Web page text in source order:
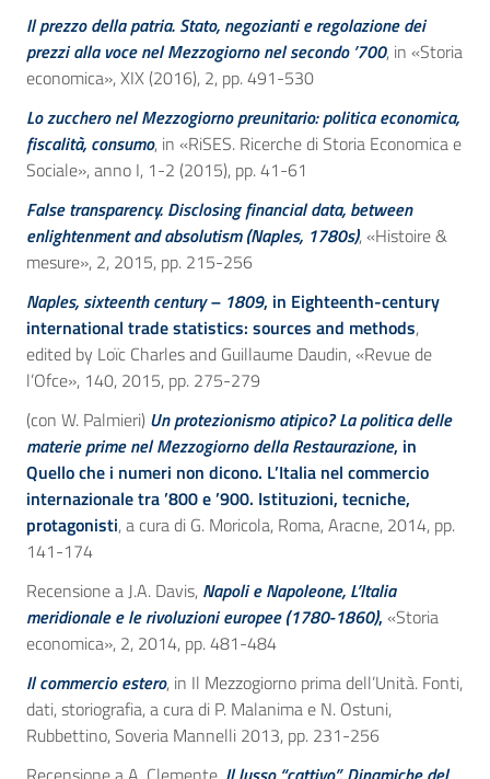
Il prezzo della patria. Stato, negozianti e regolazione dei
prezzi alla voce nel Mezzogiorno nel secondo ’700, in «Storia
economica», XIX (2016), 2, pp. 491-530
Lo zucchero nel Mezzogiorno preunitario: politica economica,
fiscalità, consumo, in «RiSES. Ricerche di Storia Economica e
Sociale», anno I, 1-2 (2015), pp. 41-61
False transparency. Disclosing financial data, between
enlightenment and absolutism (Naples, 1780s), «Histoire &
mesure», 2, 2015, pp. 215-256
Naples, sixteenth century – 1809, in Eighteenth-century
international trade statistics: sources and methods,
edited by Loïc Charles and Guillaume Daudin, «Revue de
l’Ofce», 140, 2015, pp. 275-279
(con W. Palmieri) Un protezionismo atipico? La politica delle
materie prime nel Mezzogiorno della Restaurazione, in
Quello che i numeri non dicono. L’Italia nel commercio
internazionale tra ’800 e ’900. Istituzioni, tecniche,
protagonisti, a cura di G. Moricola, Roma, Aracne, 2014, pp.
141-174
Recensione a J.A. Davis, Napoli e Napoleone, L’Italia
meridionale e le rivoluzioni europee (1780-1860), «Storia
economica», 2, 2014, pp. 481-484
Il commercio estero, in Il Mezzogiorno prima dell’Unità. Fonti,
dati, storiografia, a cura di P. Malanima e N. Ostuni,
Rubbettino, Soveria Mannelli 2013, pp. 231-256